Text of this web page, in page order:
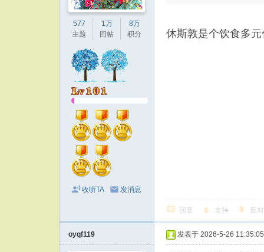
577
主题
1万
回帖
8万
积分
收听TA 发消息
休斯敦是个饮食多
回复 支持 反对
oyqf119 发表于 2026-5-26 11:35:05